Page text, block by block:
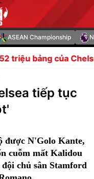
ASEAN Championship
Real Madrid
tiếp tục
được N'Golo Kante,
cuỗm mất Kalidou
chủ sân Stamford